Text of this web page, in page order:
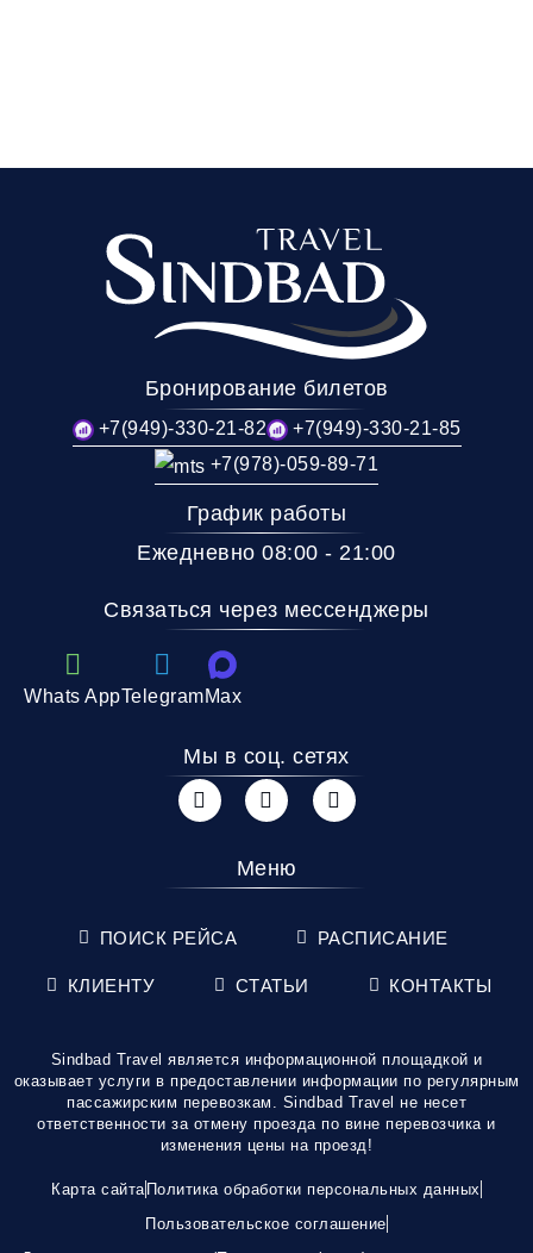
Бронирование билетов
+7(949)-330-21-82
+7(949)-330-21-85
+7(978)-059-89-71
График работы
Ежедневно 08:00 - 21:00
Связаться через мессенджеры
Whats AppTelegramMax
Мы в соц. сетях
Меню
ПОИСК РЕЙСА РАСПИСАНИЕ
КЛИЕНТУ СТАТЬИ КОНТАКТЫ
Sindbad Travel является информационной площадкой и
оказывает услуги в предоставлении информации по регулярным
пассажирским перевозкам. Sindbad Travel не несет
ответственности за отмену проезда по вине перевозчика и
изменения цены на проезд!
Карта сайта Политика обработки персональных данных
Пользовательское соглашение